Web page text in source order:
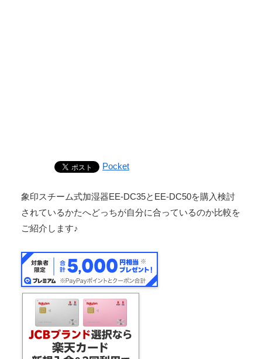
Pocket
象印スチーム式加湿器EE-DC35とEE-DC50を購入検討
されているかたへどっちが自分に合っているのか比較を
ご紹介します♪